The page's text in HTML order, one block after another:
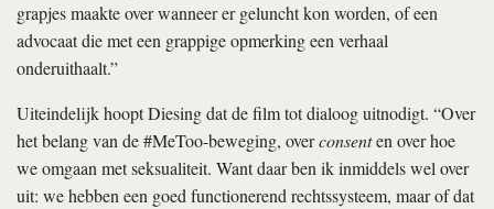
grapjes maakte over wanneer er geluncht kon worden, of een
advocaat die met een grappige opmerking een verhaal
onderuithaalt.”
Uiteindelijk hoopt Diesing dat de film tot dialoog uitnodigt. “Over
het belang van de #MeToo-beweging, overconsenten over hoe
we omgaan met seksualiteit. Want daar ben ik inmiddels wel over
uit: we hebben een goed functionerend rechtssysteem, maar of dat